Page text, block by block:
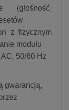
(głośność,
z fizycznym
modułu
50/60 Hz
gwarancją,